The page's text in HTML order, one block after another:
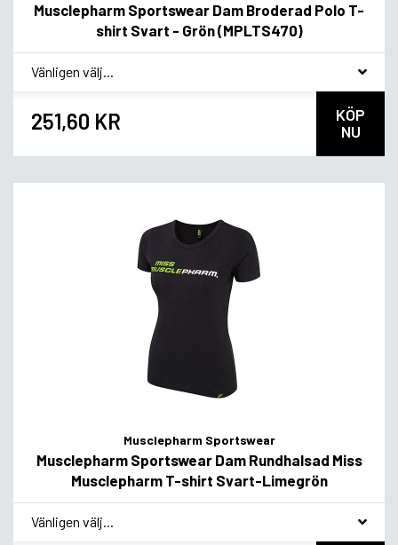
Musclepharm Sportswear Dam Broderad Polo T-
shirt Svart - Grön (MPLTS470)
* Smakvariant
251,60 KR
KÖP
NU
Musclepharm Sportswear
Musclepharm Sportswear Dam Rundhalsad Miss
Musclepharm T-shirt Svart-Limegrön
* Smakvariant